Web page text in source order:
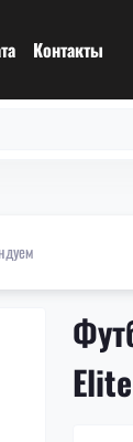
Контакты